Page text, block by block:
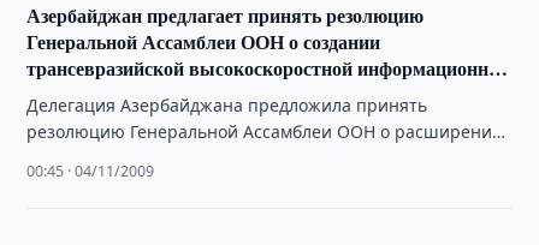
Азербайджан предлагает принять резолюцию
Генеральной Ассамблеи ООН о создании
трансевразийской высокоскоростной информационной
магистрали
Делегация Азербайджана предложила принять
резолюцию Генеральной Ассамблеи ООН о расширении
высокоскоростной информационной магистрали. Проект
00:45 · 04/11/2009